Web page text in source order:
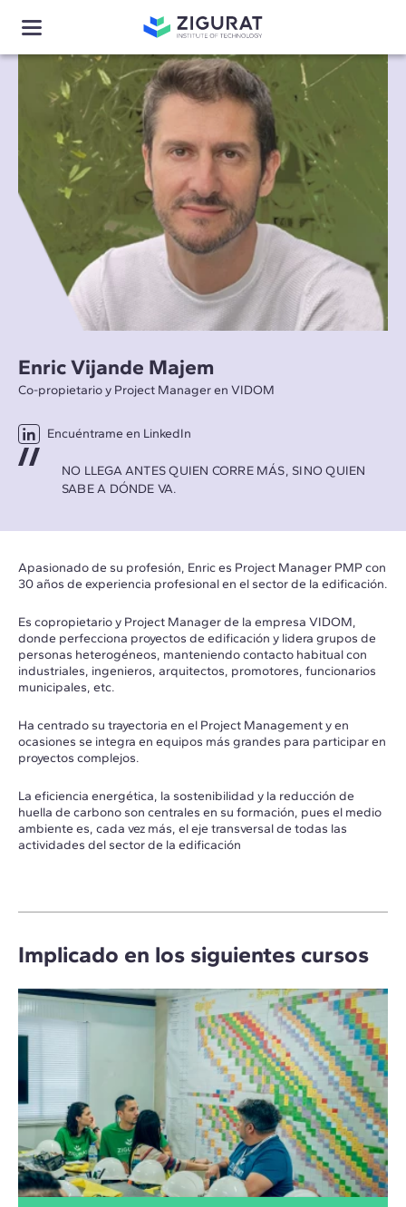
Enric Vijande Majem
Co-propietario y Project Manager en VIDOM
Encuéntrame en LinkedIn
NO LLEGA ANTES QUIEN CORRE MÁS, SINO QUIEN
SABE A DÓNDE VA.
Apasionado de su profesión, Enric es Project Manager PMP con
30 años de experiencia profesional en el sector de la edificación.
Es copropietario y Project Manager de la empresa VIDOM,
donde perfecciona proyectos de edificación y lidera grupos de
personas heterogéneos, manteniendo contacto habitual con
industriales, ingenieros, arquitectos, promotores, funcionarios
municipales, etc.
Ha centrado su trayectoria en el Project Management y en
ocasiones se integra en equipos más grandes para participar en
proyectos complejos.
La eficiencia energética, la sostenibilidad y la reducción de
huella de carbono son centrales en su formación, pues el medio
ambiente es, cada vez más, el eje transversal de todas las
actividades del sector de la edificación
Implicado en los siguientes cursos